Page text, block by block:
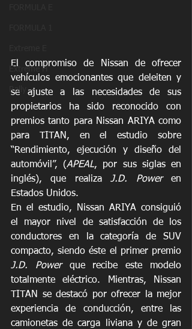
Extreme H
Rally
El compromiso de Nissan de ofrecer
vehículos emocionantes que deleiten y
se ajuste a las necesidades de sus
propietarios ha sido reconocido con
premios tanto para Nissan ARIYA como
para TITAN, en el estudio sobre
“Rendimiento, ejecución y diseño del
automóvil”, (APEAL, por sus siglas en
inglés), que realiza J.D. Power en
Estados Unidos.
En el estudio, Nissan ARIYA consiguió
el mayor nivel de satisfacción de los
conductores en la categoría de SUV
J.D. Power que recibe este modelo
totalmente eléctrico. Mientras, Nissan
TITAN se destacó por ofrecer la mejor
experiencia de conducción, entre las
camionetas de carga liviana y de gran